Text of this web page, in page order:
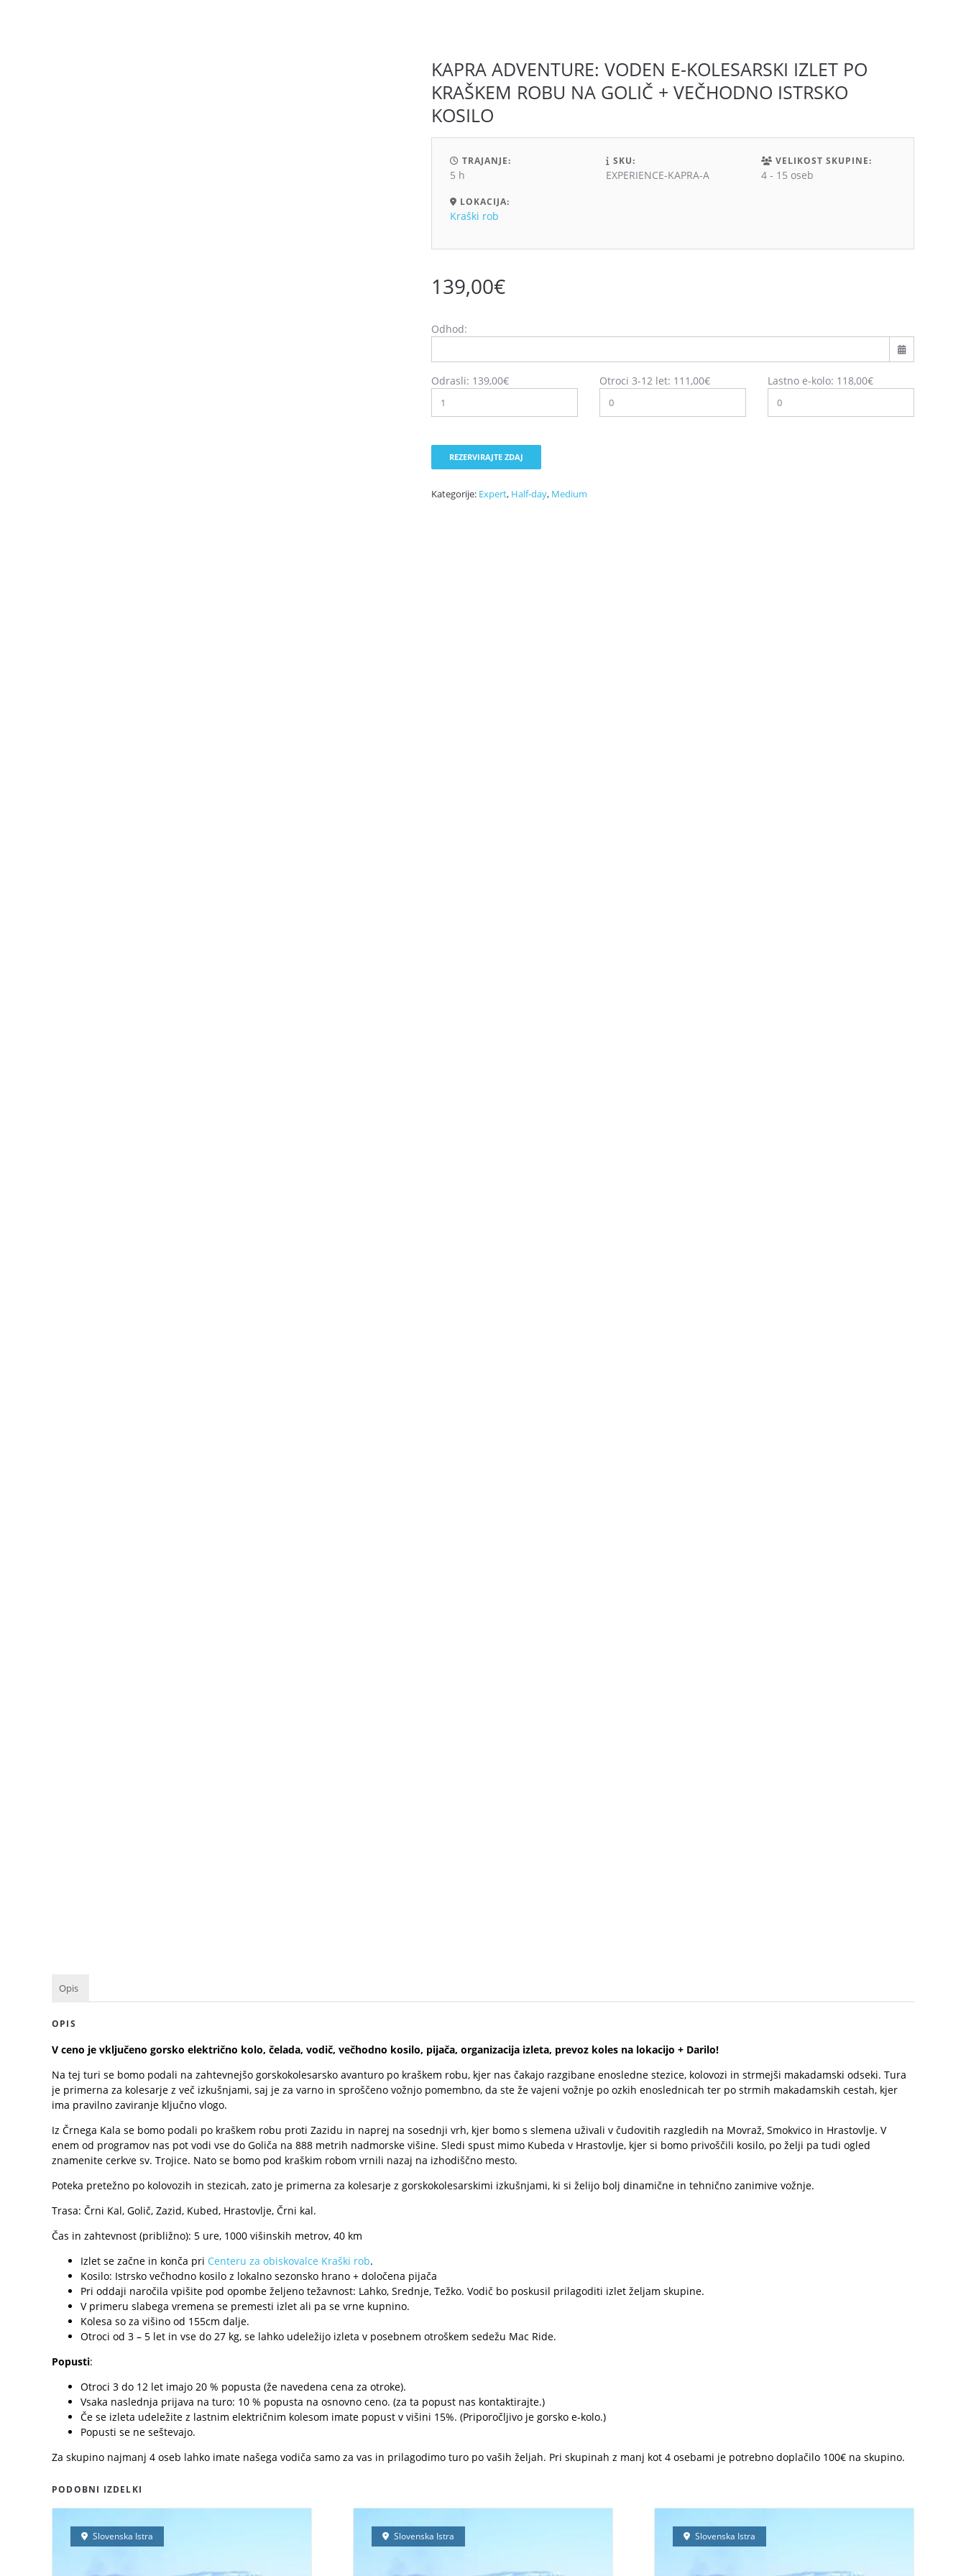
KAPRA ADVENTURE: VODEN E-KOLESARSKI IZLET PO
KRAŠKEM ROBU NA GOLIČ + VEČHODNO ISTRSKO
KOSILO
TRAJANJE:
5 h
SKU:
EXPERIENCE-KAPRA-A
VELIKOST SKUPINE:
4 - 15 oseb
LOKACIJA:
Kraški rob
139,00€
Odhod:
Odrasli: 139,00€ Otroci 3-12 let: 111,00€ Lastno e-kolo: 118,00€
REZERVIRAJTE ZDAJ
Kategorije: Expert, Half-day, Medium
Opis
OPIS
V ceno je vključeno gorsko električno kolo, čelada, vodič, večhodno kosilo, pijača, organizacija izleta, prevoz koles na lokacijo + Darilo!
Na tej turi se bomo podali na zahtevnejšo gorskokolesarsko avanturo po kraškem robu, kjer nas čakajo razgibane enosledne stezice, kolovozi in strmejši makadamski odseki. Tura
je primerna za kolesarje z več izkušnjami, saj je za varno in sproščeno vožnjo pomembno, da ste že vajeni vožnje po ozkih enoslednicah ter po strmih makadamskih cestah, kjer
ima pravilno zaviranje ključno vlogo.
Iz Črnega Kala se bomo podali po kraškem robu proti Zazidu in naprej na sosednji vrh, kjer bomo s slemena uživali v čudovitih razgledih na Movraž, Smokvico in Hrastovlje. V
enem od programov nas pot vodi vse do Goliča na 888 metrih nadmorske višine. Sledi spust mimo Kubeda v Hrastovlje, kjer si bomo privoščili kosilo, po želji pa tudi ogled
znamenite cerkve sv. Trojice. Nato se bomo pod kraškim robom vrnili nazaj na izhodiščno mesto.
Poteka pretežno po kolovozih in stezicah, zato je primerna za kolesarje z gorskokolesarskimi izkušnjami, ki si želijo bolj dinamične in tehnično zanimive vožnje.
Trasa: Črni Kal, Golič, Zazid, Kubed, Hrastovlje, Črni kal.
Čas in zahtevnost (približno): 5 ure, 1000 višinskih metrov, 40 km
Izlet se začne in konča pri Centeru za obiskovalce Kraški rob.
Kosilo: Istrsko večhodno kosilo z lokalno sezonsko hrano + določena pijača
Pri oddaji naročila vpišite pod opombe željeno težavnost: Lahko, Srednje, Težko. Vodič bo poskusil prilagoditi izlet željam skupine.
V primeru slabega vremena se premesti izlet ali pa se vrne kupnino.
Kolesa so za višino od 155cm dalje.
Otroci od 3 – 5 let in vse do 27 kg, se lahko udeležijo izleta v posebnem otroškem sedežu Mac Ride.
Popusti:
Otroci 3 do 12 let imajo 20 % popusta (že navedena cena za otroke).
Vsaka naslednja prijava na turo: 10 % popusta na osnovno ceno. (za ta popust nas kontaktirajte.)
Če se izleta udeležite z lastnim električnim kolesom imate popust v višini 15%. (Priporočljivo je gorsko e-kolo.)
Popusti se ne seštevajo.
Za skupino najmanj 4 oseb lahko imate našega vodiča samo za vas in prilagodimo turo po vaših željah. Pri skupinah z manj kot 4 osebami je potrebno doplačilo 100€ na skupino.
PODOBNI IZDELKI
Slovenska Istra Slovenska Istra Slovenska Istra